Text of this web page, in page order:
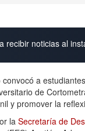
recibir noticias al
a
de
y promover la
laSecretaría de